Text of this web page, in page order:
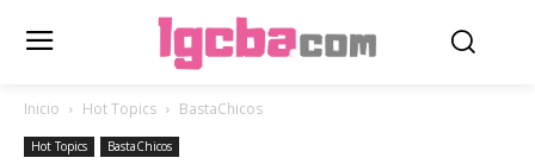
Inicio Hot Topics BastaChicos
Hot Topics BastaChicos